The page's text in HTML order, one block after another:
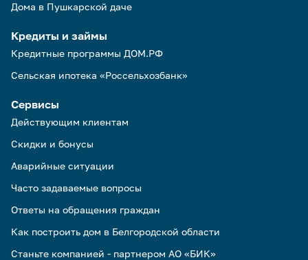
Дома в Пушкарской даче
Кредиты и займы
Кредитные программы ДОМ.РФ
Сельская ипотека «Россельхозбанк»
Сервисы
Действующим клиентам
Скидки и бонусы
Аварийные ситуации
Часто задаваемые вопросы
Ответы на обращения граждан
Как построить дом в Белгородской области
Станьте компанией - партнером АО «БИК»